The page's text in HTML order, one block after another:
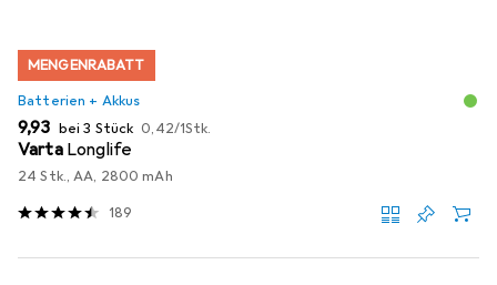
MENGENRABATT
Batterien + Akkus
EUR
9,93 bei 3 Stück EUR
0,42/1Stk.
Varta Longlife
24 Stk., AA, 2800 mAh
189